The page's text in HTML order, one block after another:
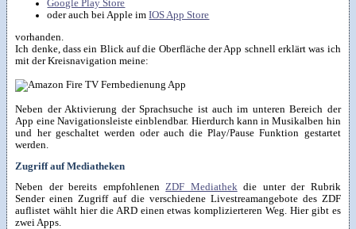
Google Play Store
oder auch bei Apple imIOS App Store
vorhanden.
Ich denke, dass ein Blick auf die Oberfläche der App schnell erklärt was ich
mit der Kreisnavigation meine:
Neben der Aktivierung der Sprachsuche ist auch im unteren Bereich der
App eine Navigationsleiste einblendbar. Hierdurch kann in Musikalben hin
und her geschaltet werden oder auch die Play/Pause Funktion gestartet
werden.
Zugriff auf Mediatheken
Neben der bereits empfohlenenZDF Mediathekdie unter der Rubrik
Sender einen Zugriff auf die verschiedene Livestreamangebote des ZDF
auflistet wählt hier die ARD einen etwas komplizierteren Weg. Hier gibt es
zwei Apps.